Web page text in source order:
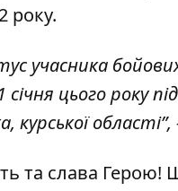
року.
учасника
січня цього року
курської
та слава Герою!